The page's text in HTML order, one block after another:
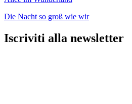
Die Nacht so groß wie wir
Iscriviti alla newsletter